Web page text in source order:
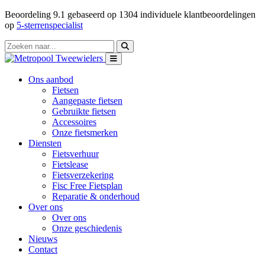
Beoordeling 9.1 gebaseerd op 1304 individuele klantbeoordelingen
op 5-sterrenspecialist
Ons aanbod
Fietsen
Aangepaste fietsen
Gebruikte fietsen
Accessoires
Onze fietsmerken
Diensten
Fietsverhuur
Fietslease
Fietsverzekering
Fisc Free Fietsplan
Reparatie & onderhoud
Over ons
Over ons
Onze geschiedenis
Nieuws
Contact